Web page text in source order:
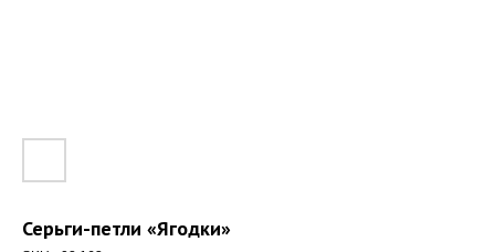
Серьги-петли «Ягодки»